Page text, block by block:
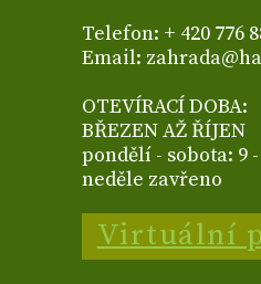
Telefon: + 420 776
Email:
OTEVÍRACÍ DOBA:
BŘEZEN AŽ ŘÍJEN
pondělí - sobota: 9
neděle zavřeno
Virtuální